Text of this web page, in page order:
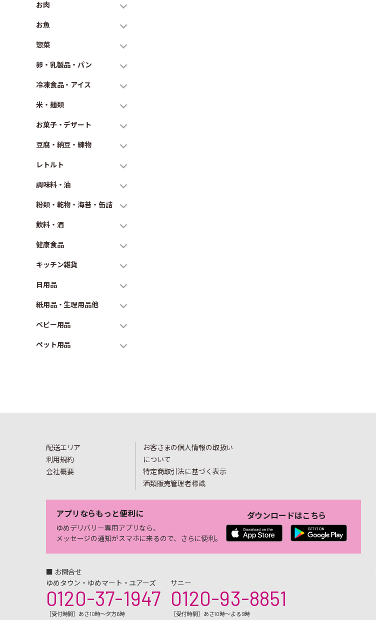
お肉
お魚
惣菜
卵・乳製品・パン
冷凍食品・アイス
米・麺類
お菓子・デザート
豆腐・納豆・練物
レトルト
調味料・油
粉類・乾物・海苔・缶詰
飲料・酒
健康食品
キッチン雑貨
日用品
紙用品・生理用品他
ベビー用品
ペット用品
配送エリア
利用規約
会社概要
お客さまの個人情報の取扱い
について
特定商取引法に基づく表示
酒類販売管理者標識
アプリならもっと便利に
ゆめデリバリー専用アプリなら、
メッセージの通知がスマホに来るので、さらに便利。
ダウンロードはこちら
■ お問合せ
ゆめタウン・ゆめマート・ユアーズ
0120-37-1947
［受付時間］あさ10時～夕方6時
サニー
0120-93-8851
［受付時間］あさ10時～よる9時